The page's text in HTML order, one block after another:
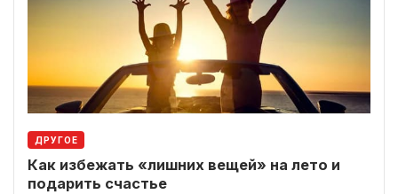
ДРУГОЕ
Как избежать «лишних вещей» на лето и
подарить счастье